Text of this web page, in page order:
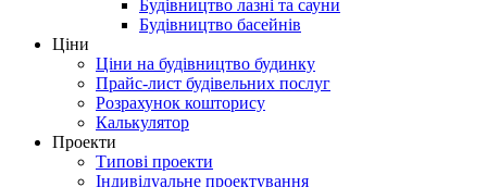
Будівництво лазні та сауни
Будівництво басейнів
Ціни
Ціни на будівництво будинку
Прайс-лист будівельних послуг
Розрахунок кошторису
Калькулятор
Проекти
Типові проекти
Індивідуальне проектування